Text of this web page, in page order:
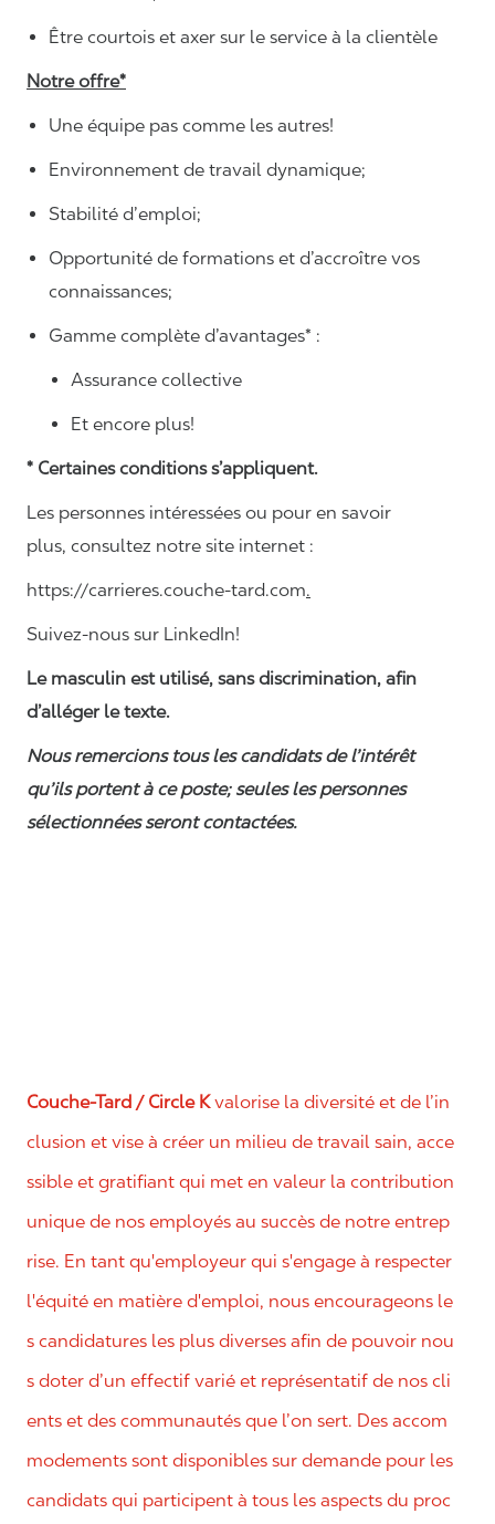
Être courtois et axer sur le service à la clientèle
Notre offre*
Une équipe pas comme les autres!
Environnement de travail dynamique;
Stabilité d’emploi;
Opportunité de formations et d’accroître vos
connaissances;
Gamme complète d’avantages* :
Assurance collective
Et encore plus!
* Certaines conditions s’appliquent.
Les personnes intéressées ou pour en savoir
plus, consultez notre site internet :
https://carrieres.couche-tard.com.
Suivez-nous sur LinkedIn!
Le masculin est utilisé, sans discrimination, afin
d’alléger le texte.
Nous remercions tous les candidats de l’intérêt
qu’ils portent à ce poste; seules les personnes
sélectionnées seront contactées.
Couche-Tard / Circle Kvalorise la diversité et de l’in
clusion et vise à créer un milieu de travail sain, acce
ssible et gratifiant qui met en valeur la contribution
unique de nos employés au succès de notre entrep
rise. En tant qu'employeur qui s'engage à respecter
l'équité en matière d'emploi, nous encourageons le
s candidatures les plus diverses afin de pouvoir nou
s doter d’un effectif varié et représentatif de nos cli
ents et des communautés que l’on sert. Des accom
modements sont disponibles sur demande pour les
candidats qui participent à tous les aspects du proc